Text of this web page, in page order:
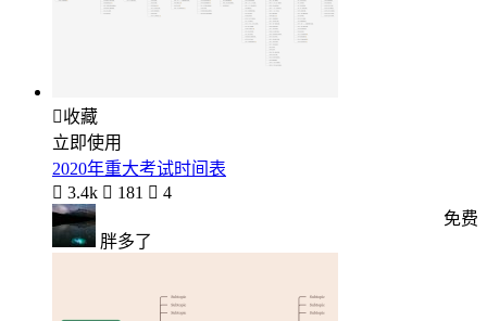
收藏
立即使用
2020年重大考试时间表
 3.4k  181  4
胖多了
免费